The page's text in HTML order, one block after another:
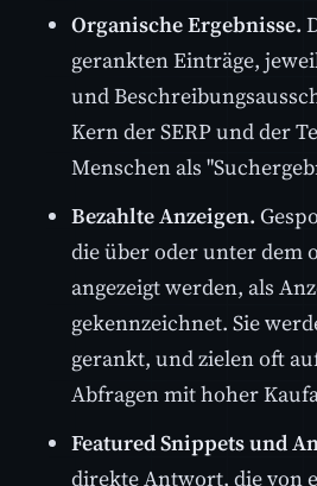
Organische Ergebnisse.
gerankten Einträge,
und
Kern der SERP und der
Menschen als
Bezahlte Anzeigen.
die über oder unter dem
angezeigt werden, als
gekennzeichnet. Sie
gerankt, und zielen oft
Abfragen mit hoher
Featured Snippets und
direkte Antwort, die von